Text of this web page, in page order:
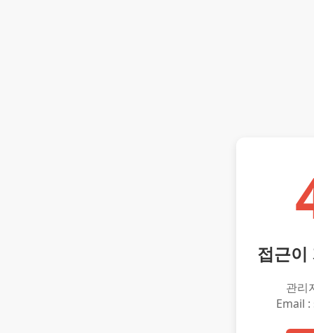
접근이
관리
Email